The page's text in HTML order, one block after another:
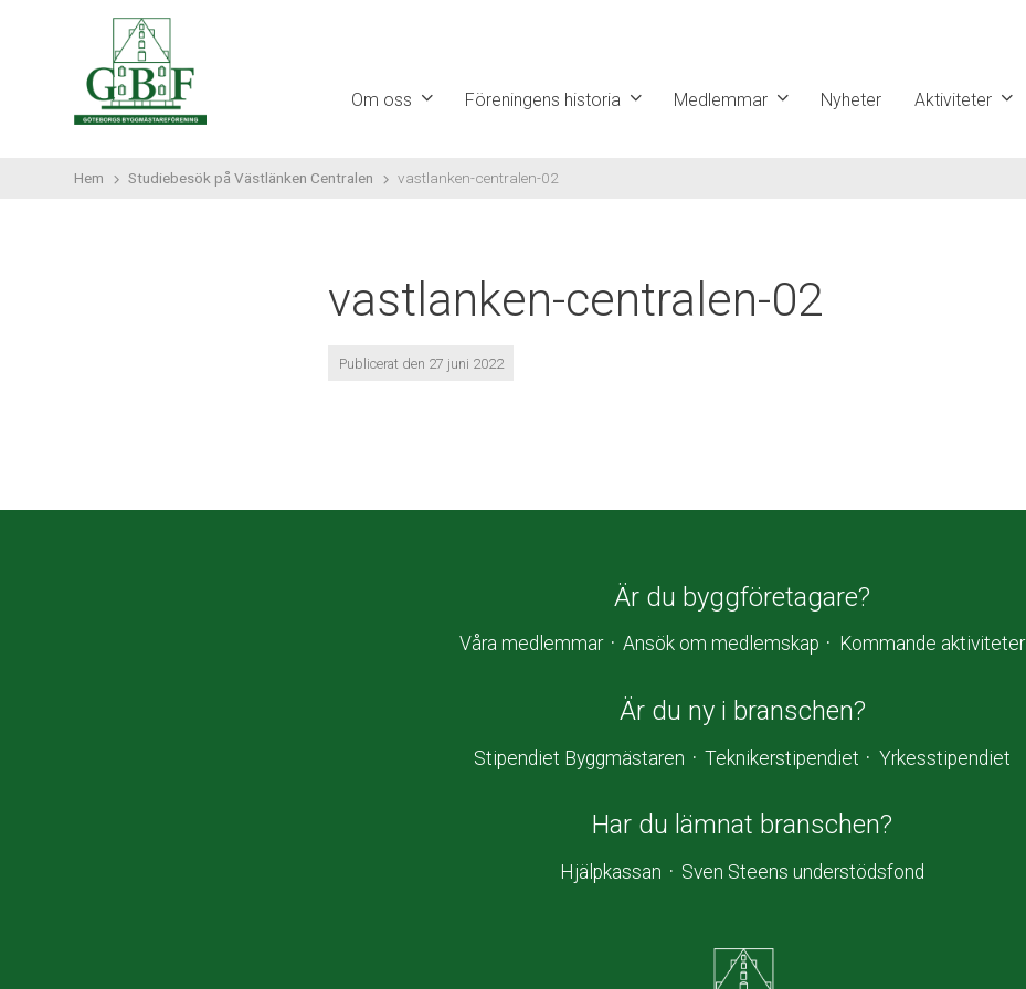
Om oss Föreningens historia Medlemmar Nyheter Aktiviteter
Hem Studiebesök på Västlänken Centralen vastlanken-centralen-02
vastlanken-centralen-02
Publicerat den 27 juni 2022
Är du byggföretagare?
Våra medlemmar Ansök om medlemskap Kommande aktiviteter
Är du ny i branschen?
Stipendiet Byggmästaren Teknikerstipendiet Yrkesstipendiet
Har du lämnat branschen?
Hjälpkassan Sven Steens understödsfond